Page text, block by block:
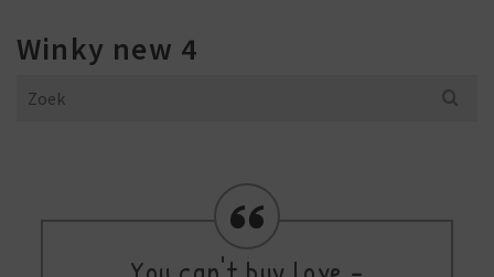
Winky new 4
Search